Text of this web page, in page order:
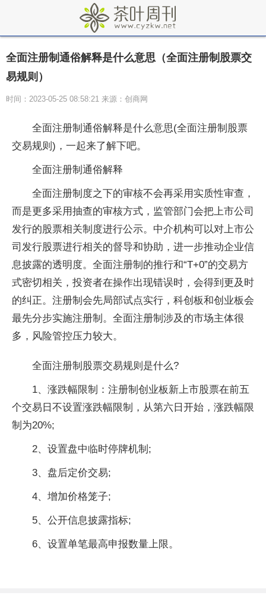
全面注册制通俗解释是什么意思（全面注册制股票交
易规则）
时间：2023-05-25 08:58:21 来源：创商网
全面注册制通俗解释是什么意思(全面注册制 股票
交易规则)，一起来了解下吧。
全面注册制通俗解释
全面注册制度之下的审核不会再采用实质性审查，
而是更多采用抽查的审核方式，监管部门会把上市公司
发行的股票相关制度进行公示。中介机构可以对上市公
司发行股票进行相关的督导和协助，进一步推动企业信
息披露的透明度。全面注册制的推行和“T+0”的交易方
式密切相关， 投资者在操作出现错误时，会得到更及时
的纠正。注册制会先局部试点实行，科创板和创业板会
最先分步实施注册制。全面注册制涉及的市场主体很
多，风险管控压力较大。
全面注册制 股票交易规则是什么?
1、涨跌幅限制：注册制创业板新上市股票在前五
个交易日不设置涨跌幅限制，从第六日开始，涨跌幅限
制为20%;
2、设置盘中临时停牌机制;
3、盘后定价交易;
4、增加价格笼子;
5、公开信息披露指标;
6、设置单笔最高申报数量上限。